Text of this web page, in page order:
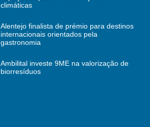
climáticas
Alentejo finalista de prémio para destinos
internacionais orientados pela
gastronomia
Ambilital investe 9ME na valorização de
biorresíduos